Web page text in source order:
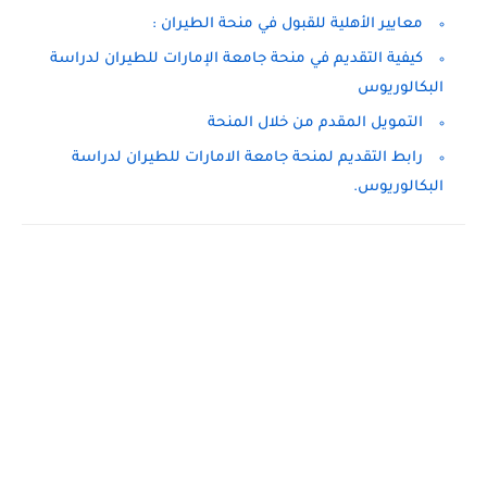
معايير الأهلية للقبول في منحة الطيران :
كيفية التقديم في منحة جامعة الإمارات للطيران لدراسة
البكالوريوس
التمويل المقدم من خلال المنحة
رابط التقديم لمنحة جامعة الامارات للطيران لدراسة
البكالوريوس.